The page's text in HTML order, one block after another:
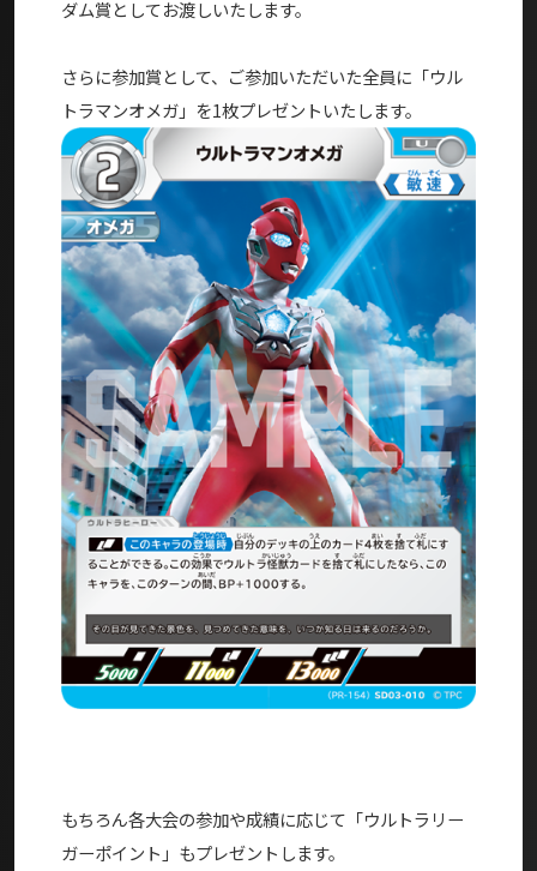
ダム賞としてお渡しいたします。
さらに参加賞として、ご参加いただいた全員に「ウル
トラマンオメガ」を1枚プレゼントいたします。
もちろん各大会の参加や成績に応じて「ウルトラリー
ガーポイント」もプレゼントします。